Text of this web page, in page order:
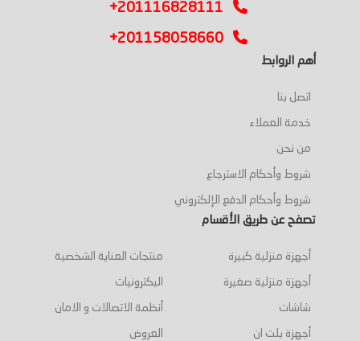
+201116828111
+201158058660
أهم الروابط
اتصل بنا
خدمة العملاء
من نحن
شروط وأحكام الاسترجاع
شروط وأحكام الدفع الإلكتروني
تصفح عن طريق الأقسام
أجهزة منزلية كبيرة
أجهزة منزلية صغيرة
شاشات
أجهزة بلت ان
منتجات العناية الشخصية
اليكترونيات
أنظمة الاتصالات و الامان
العروض